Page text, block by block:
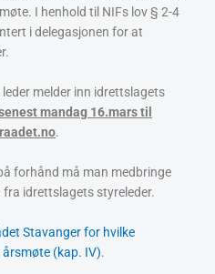
I henhold til NIFs lov § 2-4
i delegasjonen for at
melder inn idrettslagets
mandag 16.mars til
.
forhånd må man medbringe
idrettslagets styreleder.
Stavanger for hvilke
(kap. IV).